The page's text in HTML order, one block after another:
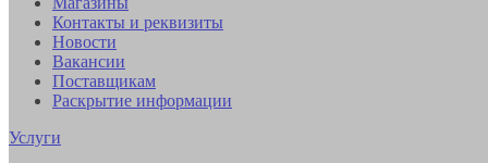
Контакты и реквизиты
Новости
Вакансии
Поставщикам
Раскрытие информации
Услуги